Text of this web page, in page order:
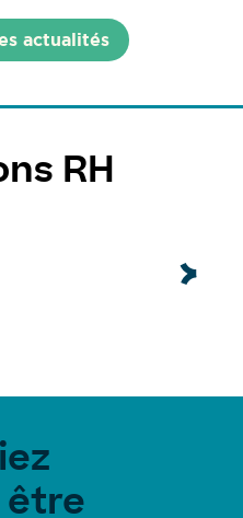
actualités
RH
être